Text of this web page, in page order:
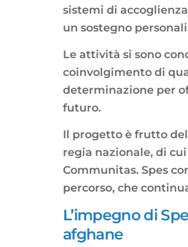
sistemi di
un sostegno
Le attività si sono
coinvolgimento di
determinazione per
futuro.
Il progetto è frutto
regia nazionale, di
Communitas. Spes
percorso, che
L’impegno di
afghane